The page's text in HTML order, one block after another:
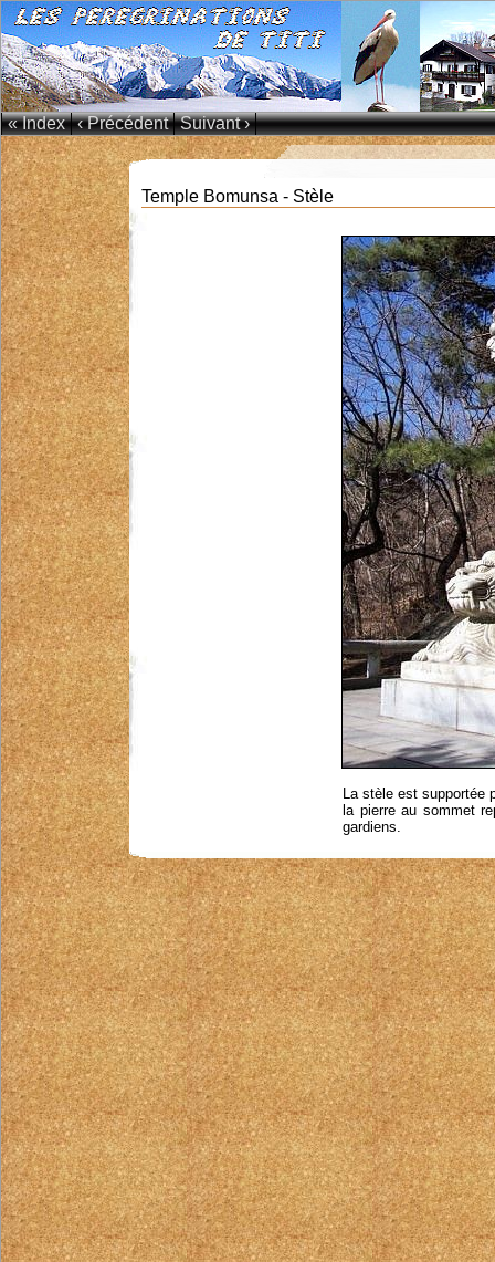
« Index ‹ Précédent Suivant ›
Temple Bomunsa - Stèle
La stèle est supportée
la pierre au sommet
gardiens.